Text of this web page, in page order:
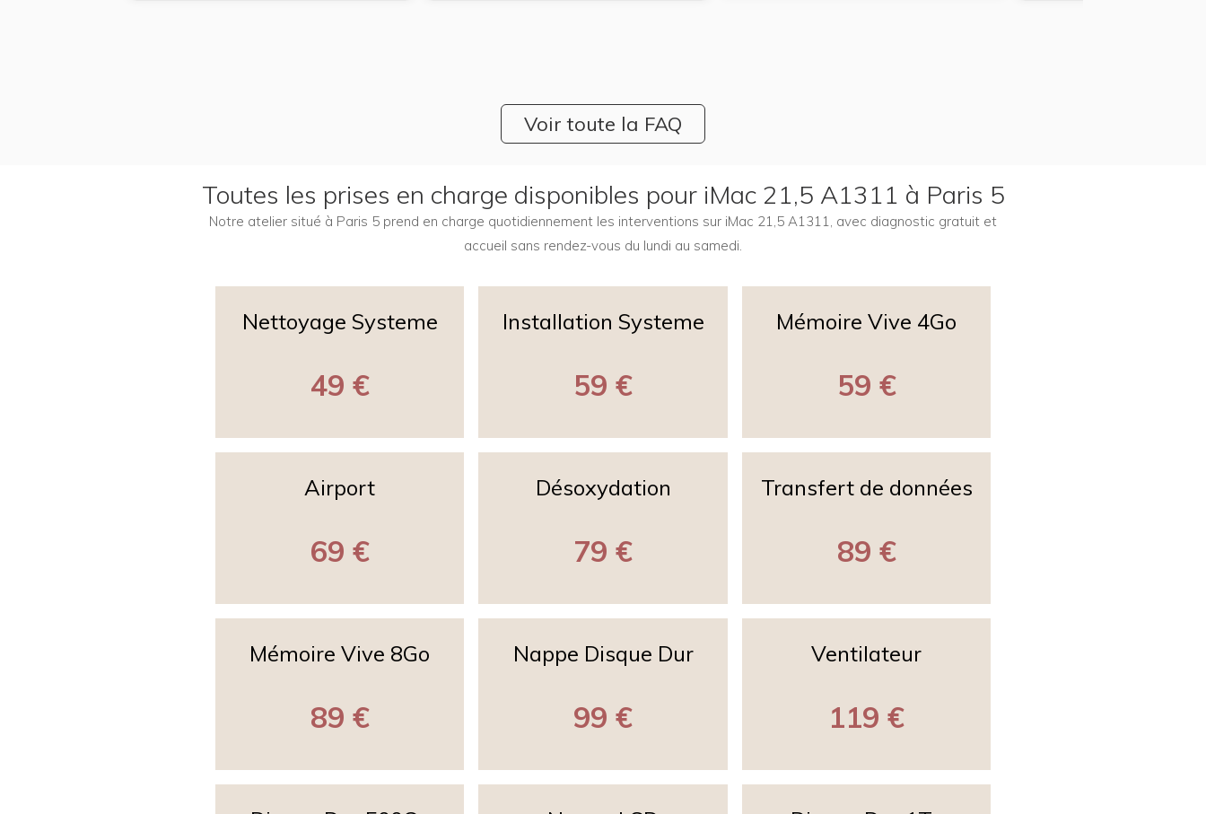
Voir toute la FAQ
Toutes les prises en charge disponibles pour iMac 21,5 A1311 à Paris 5
Notre atelier situé à Paris 5 prend en charge quotidiennement les interventions sur iMac 21,5 A1311, avec diagnostic gratuit et
accueil sans rendez-vous du lundi au samedi.
Nettoyage Systeme
49 €
Installation Systeme
59 €
Mémoire Vive 4Go
59 €
Airport
69 €
Désoxydation
79 €
Transfert de données
89 €
Mémoire Vive 8Go
89 €
Nappe Disque Dur
99 €
Ventilateur
119 €